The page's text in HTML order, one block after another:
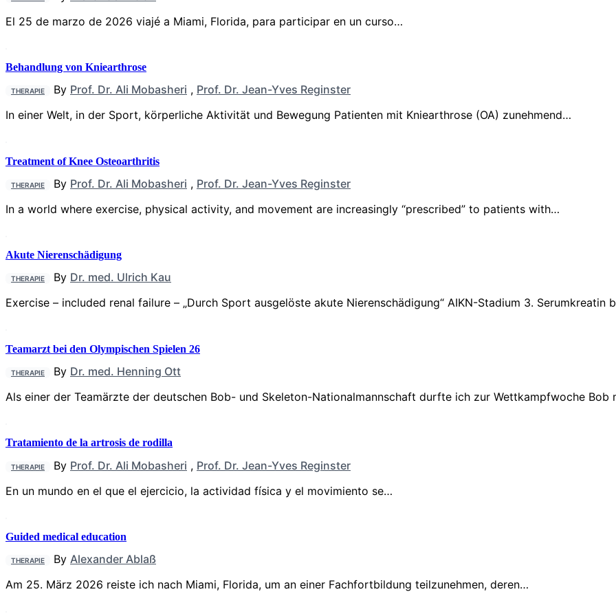
El 25 de marzo de 2026 viajé a Miami, Florida, para participar en un curso…
Behandlung von Kniearthrose
THERAPIE By Prof. Dr. Ali Mobasheri , Prof. Dr. Jean-Yves Reginster
In einer Welt, in der Sport, körperliche Aktivität und Bewegung Patienten mit Kniearthrose (OA) zunehmend…
Treatment of Knee Osteoarthritis
THERAPIE By Prof. Dr. Ali Mobasheri , Prof. Dr. Jean-Yves Reginster
In a world where exercise, physical activity, and movement are increasingly “prescribed” to patients with…
Akute Nierenschädigung
THERAPIE By Dr. med. Ulrich Kau
Exercise – included renal failure – „Durch Sport ausgelöste akute Nierenschädigung“ AIKN-Stadium 3. Serumkreatin
Teamarzt bei den Olympischen Spielen 26
THERAPIE By Dr. med. Henning Ott
Als einer der Teamärzte der deutschen Bob- und Skeleton-Nationalmannschaft durfte ich zur Wettkampfwoche Bob
Tratamiento de la artrosis de rodilla
THERAPIE By Prof. Dr. Ali Mobasheri , Prof. Dr. Jean-Yves Reginster
En un mundo en el que el ejercicio, la actividad física y el movimiento se…
Guided medical education
THERAPIE By Alexander Ablaß
Am 25. März 2026 reiste ich nach Miami, Florida, um an einer Fachfortbildung teilzunehmen, deren…